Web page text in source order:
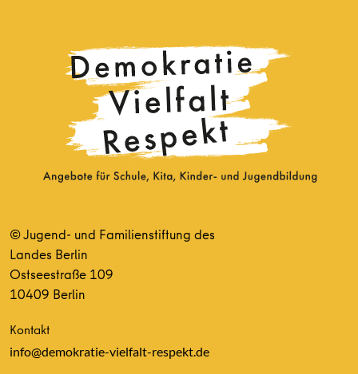
© Jugend- und Familienstiftung des
Landes Berlin
Ostseestraße 109
10409 Berlin
Kontakt
info@demokratie-vielfalt-respekt.de